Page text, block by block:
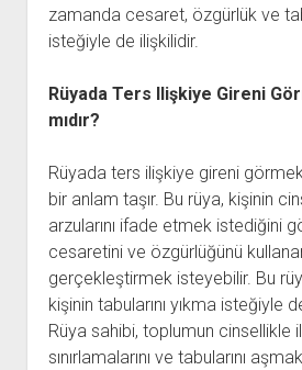
zamanda cesaret, özgürlük ve
isteğiyle de ilişkilidir.
Rüyada Ters Ilişkiye Gireni
mıdır?
Rüyada ters ilişkiye gireni
bir anlam taşır. Bu rüya, kişinin
arzularını ifade etmek istediğini
cesaretini ve özgürlüğünü
gerçekleştirmek isteyebilir. Bu
kişinin tabularını yıkma isteğiyle
Rüya sahibi, toplumun cinsellikle
sınırlamalarını ve tabularını